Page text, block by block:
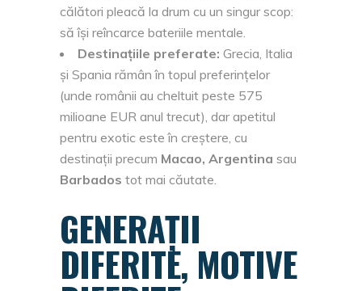
călători pleacă la drum cu un singur scop:
să își reîncarce bateriile mentale.
Destinațiile preferate: Grecia, Italia
și Spania rămân în topul preferințelor
(unde românii au cheltuit peste 575
milioane EUR anul trecut), dar apetitul
pentru exotic este în creștere, cu
destinații precum Macao, Argentina sau
Barbados tot mai căutate.
GENERAȚII
DIFERITE, MOTIVE